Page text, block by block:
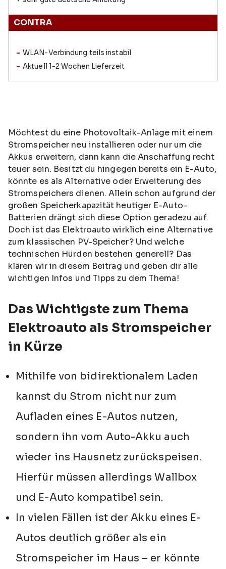
CONTRA
WLAN-Verbindung teils instabil
Aktuell 1-2 Wochen Lieferzeit
Möchtest du eine Photovoltaik-Anlage mit einem
Stromspeicher neu installieren oder nur um die
Akkus erweitern, dann kann die Anschaffung recht
teuer sein. Besitzt du hingegen bereits ein E-Auto,
könnte es als Alternative oder Erweiterung des
Stromspeichers dienen. Allein schon aufgrund der
großen Speicherkapazität heutiger E-Auto-
Batterien drängt sich diese Option geradezu auf.
Doch ist das Elektroauto wirklich eine Alternative
zum klassischen PV-Speicher? Und welche
technischen Hürden bestehen generell? Das
klären wir in diesem Beitrag und geben dir alle
wichtigen Infos und Tipps zu dem Thema!
Das Wichtigste zum Thema
Elektroauto als Stromspeicher
in Kürze
Mithilfe von bidirektionalem Laden
kannst du Strom nicht nur zum
Aufladen eines E-Autos nutzen,
sondern ihn vom Auto-Akku auch
wieder ins Hausnetz zurückspeisen.
Hierfür müssen allerdings Wallbox
und E-Auto kompatibel sein.
In vielen Fällen ist der Akku eines E-
Autos deutlich größer als ein
Stromspeicher im Haus – er könnte